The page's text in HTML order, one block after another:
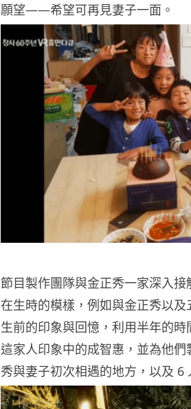
願望——希望可再見妻子一面。
節目製作團隊與金正秀一家深入
在生時的模樣，例如與金正秀以
生前的印象與回憶，利用半年的時
這家人印象中的成智惠，並為他
秀與妻子初次相遇的地方，以及 6